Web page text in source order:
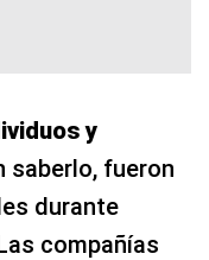
y
saberlo, fueron
durante
compañías